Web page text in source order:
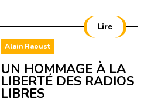
Alain Raoust
Lire
UN HOMMAGE À LA
LIBERTÉ DES RADIOS
LIBRES